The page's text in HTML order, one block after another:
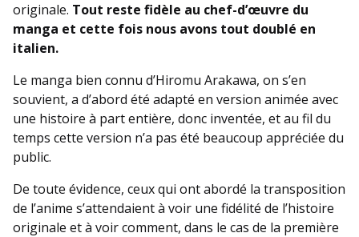
originale. Tout reste fidèle au chef-d’œuvre du
manga et cette fois nous avons tout doublé en
italien.
Le manga bien connu d’Hiromu Arakawa, on s’en
souvient, a d’abord été adapté en version animée avec
une histoire à part entière, donc inventée, et au fil du
temps cette version n’a pas été beaucoup appréciée du
public.
De toute évidence, ceux qui ont abordé la transposition
de l’anime s’attendaient à voir une fidélité de l’histoire
originale et à voir comment, dans le cas de la première